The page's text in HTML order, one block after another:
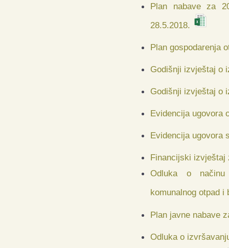
Plan nabave za
28.5.2018.
Plan gospodarenja
Godišnji izvještaj o
Godišnji izvještaj o
Evidencija ugovora
Evidencija ugovora
Financijski izvještaj
Odluka o načinu
komunalnog otpad i
Plan javne nabave
Odluka o